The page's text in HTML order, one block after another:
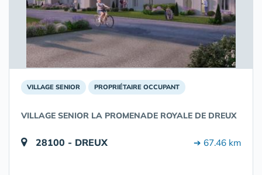
VILLAGE SENIOR PROPRIÉTAIRE OCCUPANT
VILLAGE SENIOR LA PROMENADE ROYALE DE DREUX
28100 - DREUX ➔ 67.46 km